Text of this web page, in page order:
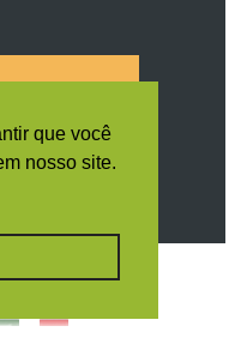
que você
nosso site.